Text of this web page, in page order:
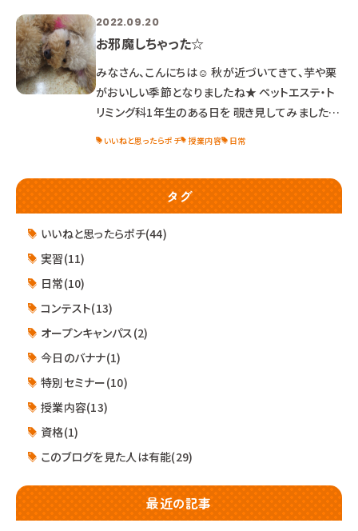
2022.09.20
お邪魔しちゃった☆
みなさん、こんにちは☺ 秋が近づいてきて、芋や栗
がおいしい季節となりましたね★ ペットエステ・ト
リミング科1年生のある日を 覗き見してみました！
1年生にお手本を見せてもらい、 いざ挑戦っ！！ やっ
てみると意外と難しい！？ コツを聞きながら、何度
かチャレンジしていました★ 短い時間でしたが、 他
いいねと思ったらポチ 授業内容 日常
タグ
いいねと思ったらポチ(44)
実習(11)
日常(10)
コンテスト(13)
オープンキャンパス(2)
今日のバナナ(1)
特別セミナー(10)
授業内容(13)
資格(1)
このブログを見た人は有能(29)
最近の記事